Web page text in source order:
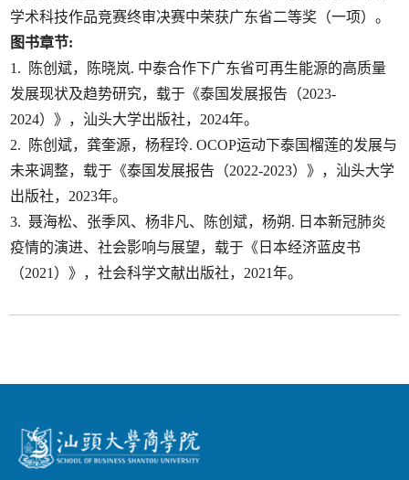
学术科技作品竞赛终审决赛中荣获广东省二等奖（一项）。
图书章节:
1. 陈创斌，陈晓岚. 中泰合作下广东省可再生能源的高质量
发展现状及趋势研究，载于《泰国发展报告（2023-
2024）》，汕头大学出版社，2024年。
2. 陈创斌，龚奎源，杨程玲. OCOP运动下泰国榴莲的发展与
未来调整，载于《泰国发展报告（2022-2023）》，汕头大学
出版社，2023年。
3. 聂海松、张季风、杨非凡、陈创斌，杨朔. 日本新冠肺炎
疫情的演进、社会影响与展望，载于《日本经济蓝皮书
（2021）》，社会科学文献出版社，2021年。